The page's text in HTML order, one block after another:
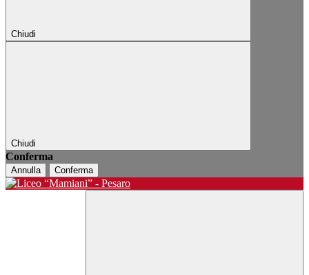
Chiudi
Chiudi
Conferma
Annulla Conferma